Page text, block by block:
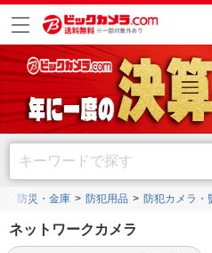
・防災・金庫 防犯用品 防犯カメラ・
ネットワークカメラ